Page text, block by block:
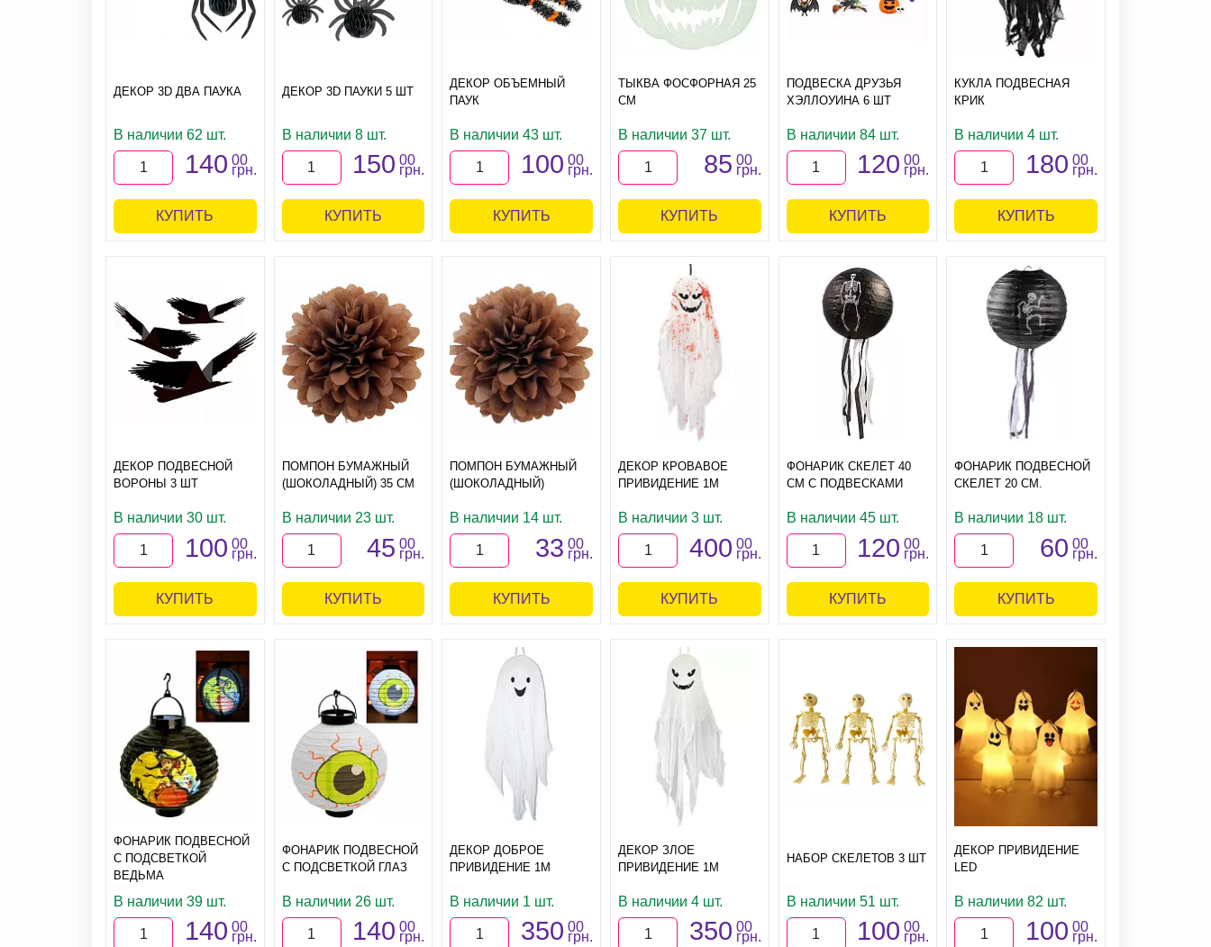
ДЕКОР 3D ДВА ПАУКА
В наличии 62 шт.
140 00
грн.
КУПИТЬ
ДЕКОР 3D ПАУКИ 5 ШТ
В наличии 8 шт.
150 00
грн.
КУПИТЬ
ДЕКОР ОБЪЕМНЫЙ
ПАУК
В наличии 43 шт.
100 00
грн.
КУПИТЬ
ТЫКВА ФОСФОРНАЯ 25
СМ
В наличии 37 шт.
85 00
грн.
КУПИТЬ
ПОДВЕСКА ДРУЗЬЯ
ХЭЛЛОУИНА 6 ШТ
В наличии 84 шт.
120 00
грн.
КУПИТЬ
КУКЛА ПОДВЕСНАЯ
КРИК
В наличии 4 шт.
180 00
грн.
КУПИТЬ
ДЕКОР ПОДВЕСНОЙ
ВОРОНЫ 3 ШТ
В наличии 30 шт.
100 00
грн.
КУПИТЬ
ПОМПОН БУМАЖНЫЙ
(ШОКОЛАДНЫЙ) 35 СМ
В наличии 23 шт.
45 00
грн.
КУПИТЬ
ПОМПОН БУМАЖНЫЙ
(ШОКОЛАДНЫЙ)
В наличии 14 шт.
33 00
грн.
КУПИТЬ
ДЕКОР КРОВАВОЕ
ПРИВИДЕНИЕ 1М
В наличии 3 шт.
400 00
грн.
КУПИТЬ
ФОНАРИК СКЕЛЕТ 40
СМ С ПОДВЕСКАМИ
В наличии 45 шт.
120 00
грн.
КУПИТЬ
ФОНАРИК ПОДВЕСНОЙ
СКЕЛЕТ 20 СМ.
В наличии 18 шт.
60 00
грн.
КУПИТЬ
ФОНАРИК ПОДВЕСНОЙ
С ПОДСВЕТКОЙ
ВЕДЬМА
В наличии 39 шт.
140 00
грн.
ФОНАРИК ПОДВЕСНОЙ
С ПОДСВЕТКОЙ ГЛАЗ
В наличии 26 шт.
140 00
грн.
ДЕКОР ДОБРОЕ
ПРИВИДЕНИЕ 1М
В наличии 1 шт.
350 00
грн.
ДЕКОР ЗЛОЕ
ПРИВИДЕНИЕ 1М
В наличии 4 шт.
350 00
грн.
НАБОР СКЕЛЕТОВ 3 ШТ
В наличии 51 шт.
100 00
грн.
ДЕКОР ПРИВИДЕНИЕ
LED
В наличии 82 шт.
100 00
грн.